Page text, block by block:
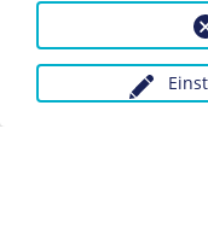
Besichtigung des
Kommission zu
In den Richtlinien des
(RSHA) vom 31.